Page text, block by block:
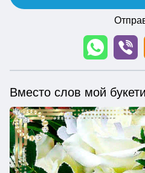
Вместо слов мой